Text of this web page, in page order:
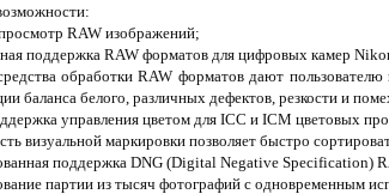
RAW изображений;
поддержка RAW форматов для цифровых камер
обработки RAW форматов дают
баланса белого, различных дефектов, резкости и
управления цветом для ICC и ICM цветовых
визуальной маркировки позволяет быстро
поддержка DNG (Digital Negative Specification)
партии из тысяч фотографий с одновременным